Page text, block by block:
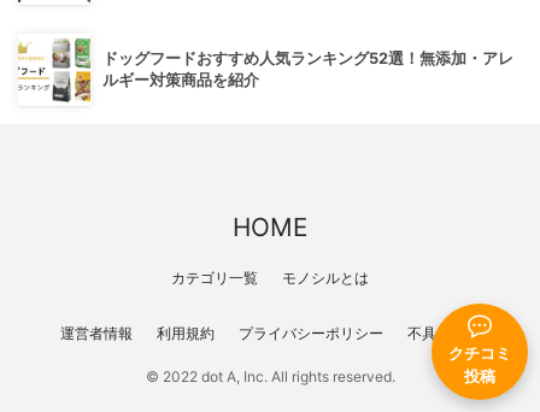
クチコミ
投稿
ドッグフードおすすめ人気ランキング52選！無添加・アレ
ルギー対策商品を紹介
HOME
カテゴリ一覧 モノシルとは
運営者情報 利用規約 プライバシーポリシー 不具合報告
© 2022 dot A, Inc. All rights reserved.